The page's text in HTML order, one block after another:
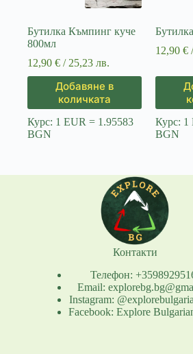
Бутилка Къмпинг куче
800мл
12,90 € / 25,23 лв.
Добавяне в
количката
Курс: 1 EUR = 1.95583
BGN
12,90€
Курс: 1
BGN
Контакти
Телефон:
Email:
Instagram:
Facebook: Explore